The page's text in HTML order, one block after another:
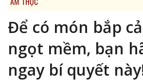
Để có món bắp
ngọt mềm, bạn
ngay bí quyết